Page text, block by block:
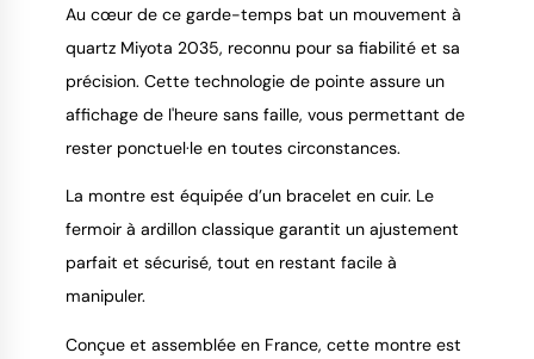
Au cœur de ce garde-temps bat un mouvement à
quartz Miyota 2035, reconnu pour sa fiabilité et sa
précision. Cette technologie de pointe assure un
affichage de l'heure sans faille, vous permettant de
rester ponctuel·le en toutes circonstances.
La montre est équipée d’un bracelet en cuir. Le
fermoir à ardillon classique garantit un ajustement
parfait et sécurisé, tout en restant facile à
manipuler.
Conçue et assemblée en France, cette montre est